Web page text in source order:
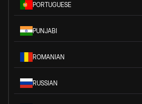
PORTUGUESE
PUNJABI
ROMANIAN
RUSSIAN